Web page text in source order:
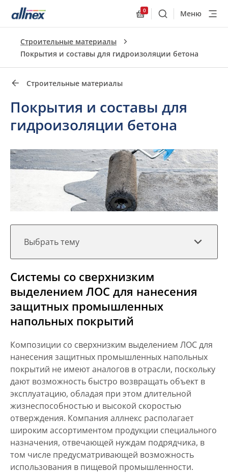
0
ПоискМеню
Строительные материалы
Покрытия и составы для гидроизоляции бетона
Строительные материалы
Покрытия и составы для
гидроизоляции бетона
Выбрать тему
Быстрые ссылки
Системы со сверхнизким
выделением ЛОС для нанесения
защитных промышленных
напольных покрытий
Композиции со сверхнизким выделением ЛОС для
нанесения защитных промышленных напольных
покрытий не имеют аналогов в отрасли, поскольку
дают возможность быстро возвращать объект в
эксплуатацию, обладая при этом длительной
жизнеспособностью и высокой скоростью
отверждения. Компания аллнекс располагает
широким ассортиментом продукции специального
назначения, отвечающей нуждам подрядчика, в
том числе предусматривающей возможность
использования в пищевой промышленности.